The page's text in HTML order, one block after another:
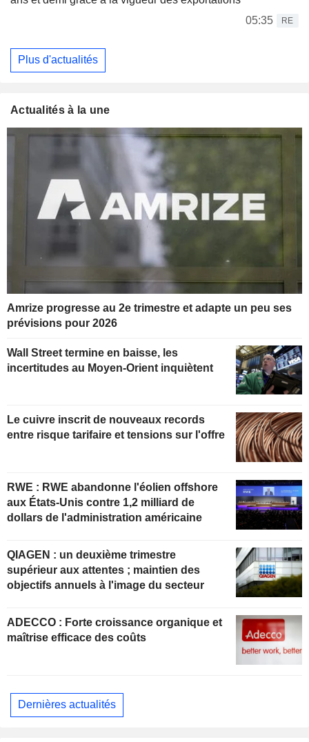
05:35
RE
Plus d'actualités
Actualités à la une
Amrize progresse au 2e trimestre et adapte un peu ses
prévisions pour 2026
Wall Street termine en baisse, les
incertitudes au Moyen-Orient inquiètent
Le cuivre inscrit de nouveaux records
entre risque tarifaire et tensions sur l'offre
RWE : RWE abandonne l'éolien offshore
aux États-Unis contre 1,2 milliard de
dollars de l'administration américaine
QIAGEN : un deuxième trimestre
supérieur aux attentes ; maintien des
objectifs annuels à l'image du secteur
ADECCO : Forte croissance organique et
maîtrise efficace des coûts
Dernières actualités